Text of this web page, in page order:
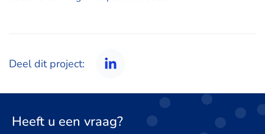
Deel dit project:
LinkedIn
Heeft u een vraag?